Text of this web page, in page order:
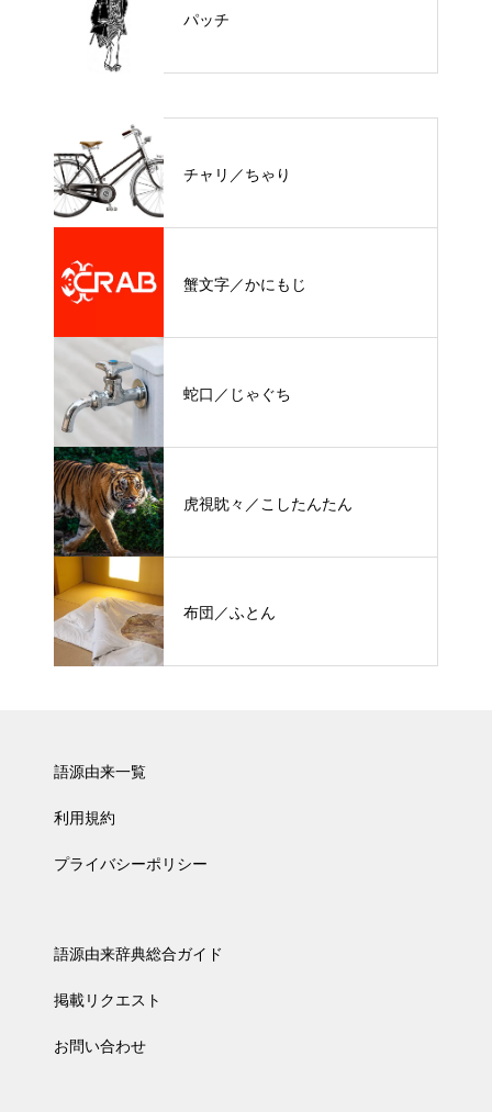
パッチ
チャリ／ちゃり
蟹文字／かにもじ
蛇口／じゃぐち
虎視眈々／こしたんたん
布団／ふとん
語源由来一覧
利用規約
プライバシーポリシー
語源由来辞典総合ガイド
掲載リクエスト
お問い合わせ